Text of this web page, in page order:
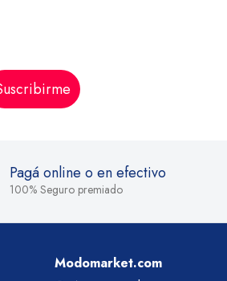
Pagá online o en efectivo
100% Seguro premiado
Modomarket.com